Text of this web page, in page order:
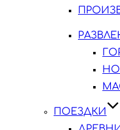
ПОЕЗДКИ